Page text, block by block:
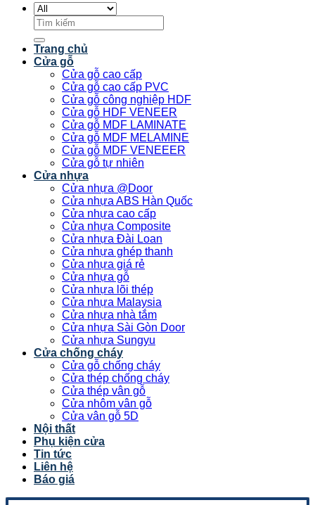
Tìm
kiếm:
Trang chủ
Cửa gỗ
Cửa gỗ cao cấp
Cửa gỗ cao cấp PVC
Cửa gỗ công nghiệp HDF
Cửa gỗ HDF VENEER
Cửa gỗ MDF LAMINATE
Cửa gỗ MDF MELAMINE
Cửa gỗ MDF VENEEER
Cửa gỗ tự nhiên
Cửa nhựa
Cửa nhựa @Door
Cửa nhựa ABS Hàn Quốc
Cửa nhựa cao cấp
Cửa nhựa Composite
Cửa nhựa Đài Loan
Cửa nhựa ghép thanh
Cửa nhựa giá rẻ
Cửa nhựa gỗ
Cửa nhựa lõi thép
Cửa nhựa Malaysia
Cửa nhựa nhà tắm
Cửa nhựa Sài Gòn Door
Cửa nhựa Sungyu
Cửa chống cháy
Cửa gỗ chống cháy
Cửa thép chống cháy
Cửa thép vân gỗ
Cửa nhôm vân gỗ
Cửa vân gỗ 5D
Nội thất
Phụ kiện cửa
Tin tức
Liên hệ
Báo giá